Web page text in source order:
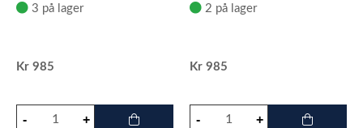
3 på lager
Kr 985
2 på lager
Kr 985